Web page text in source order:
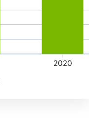
2020